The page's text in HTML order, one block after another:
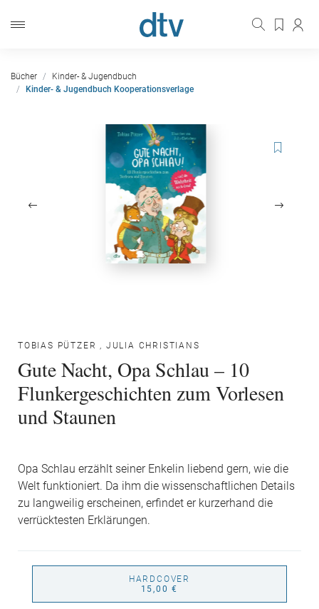
Bücher
Kinder- & Jugendbuch
Kinder- & Jugendbuch Kooperationsverlage
TOBIAS PÜTZER , JULIA CHRISTIANS
Gute Nacht, Opa Schlau – 10
Flunkergeschichten zum Vorlesen
und Staunen
Opa Schlau erzählt seiner Enkelin liebend gern, wie die
Welt funktioniert. Da ihm die wissenschaftlichen Details
zu langweilig erscheinen, erfindet er kurzerhand die
verrücktesten Erklärungen.
HARDCOVER
15,00 €